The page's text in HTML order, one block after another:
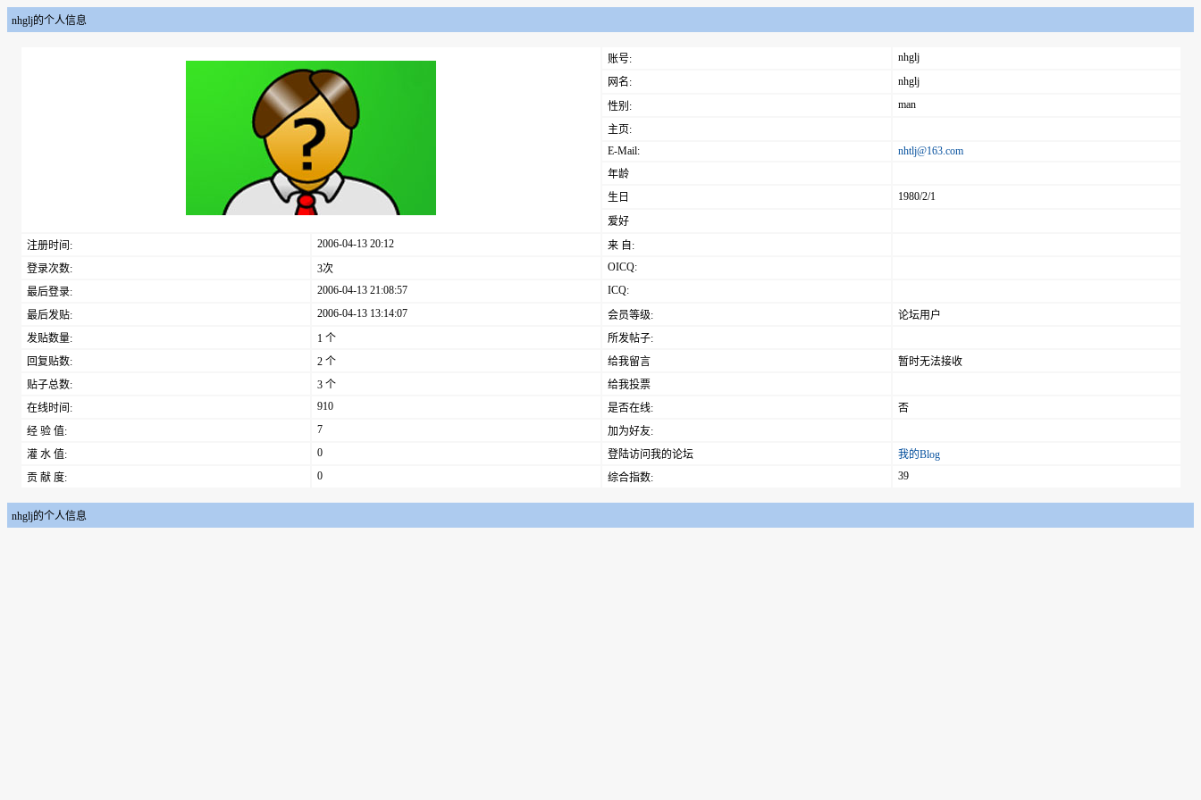
nhglj的个人信息
账号:
nhglj
网名:
nhglj
性别:
man
主页:
E-Mail:
nhtlj@163.com
年龄
生日
1980/2/1
爱好
注册时间:
2006-04-13 20:12
来 自:
登录次数:
3次
OICQ:
最后登录:
2006-04-13 21:08:57
ICQ:
最后发贴:
2006-04-13 13:14:07 会员等级:
论坛用户
发贴数量:
1 个
所发帖子:
回复贴数:
2 个 给我留言
暂时无法接收
贴子总数:
3 个
给我投票
在线时间:
910 是否在线:
否
经 验 值:
7
加为好友:
灌 水 值:
0 登陆访问我的论坛
我的Blog
贡 献 度:
0 综合指数: 39
nhglj的个人信息